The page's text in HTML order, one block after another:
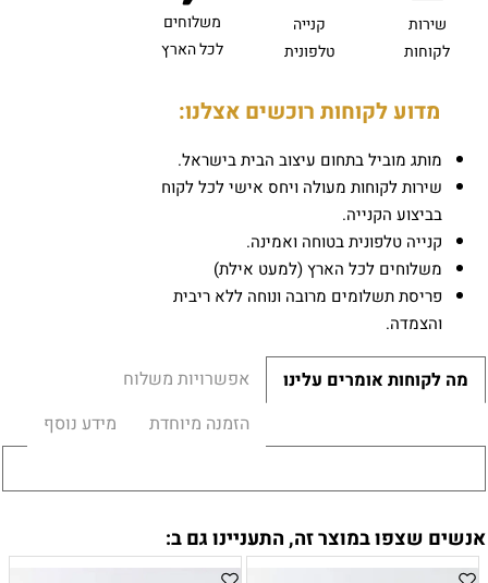
שירות
לקוחות
קנייה
טלפונית
משלוחים
לכל הארץ
מדוע לקוחות רוכשים אצלנו:
מותג מוביל בתחום עיצוב הבית בישראל.
שירות לקוחות מעולה ויחס אישי לכל לקוח
בביצוע הקנייה.
קנייה טלפונית בטוחה ואמינה.
משלוחים לכל הארץ (למעט אילת)
פריסת תשלומים מרובה ונוחה ללא ריבית
והצמדה.
מה לקוחות אומרים עלינו
אפשרויות משלוח
הזמנה מיוחדת
מידע נוסף
אנשים שצפו במוצר זה, התעניינו גם ב: